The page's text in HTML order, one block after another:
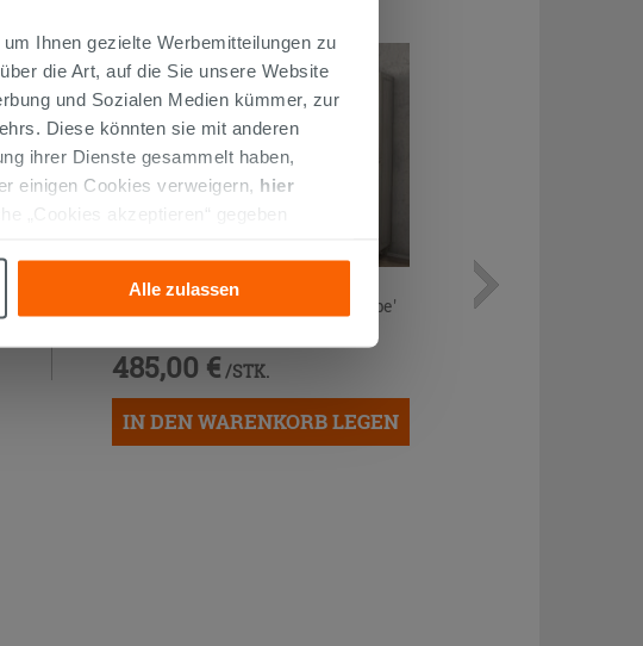
Ihnen gezielte Werbemitteilungen zu
die Art, auf die Sie unsere Website
und Sozialen Medien kümmer, zur
Diese könnten sie mit anderen
ihrer Dienste gesammelt haben,
einigen Cookies verweigern, hier
„Cookies akzeptieren“ gegeben
Alle zulassen
Monoblock-Möbel Monet 90 cm 2
Türen + 3 Schubladen Weiß Decape'
485,00 € /STK.
IN DEN WARENKORB LEGEN